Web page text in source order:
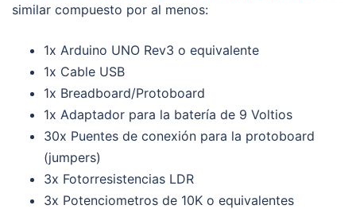
similar compuesto por al menos:
1x Arduino UNO Rev3 o equivalente
1x Cable USB
1x Breadboard/Protoboard
1x Adaptador para la batería de 9 Voltios
30x Puentes de conexión para la protoboard
(jumpers)
3x Fotorresistencias LDR
3x Potenciometros de 10K o equivalentes